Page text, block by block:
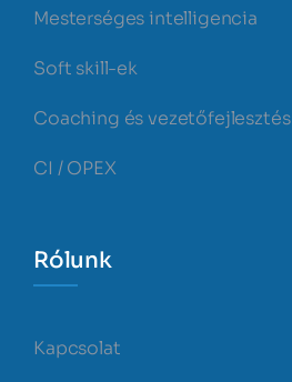
Mesterséges intelligencia
Soft skill-ek
Coaching és vezetőfejlesztés
CI / OPEX
Rólunk
Kapcsolat